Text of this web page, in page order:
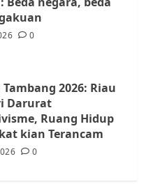
Desak BP Batam
Tanah
0
2026: Riau
Darurat
Ruang Hidup
kian Terancam
0